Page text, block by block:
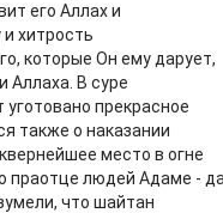
его Аллах и
хитрость
которые Он ему дарует,
Аллаха. В суре
прекрасное
также о наказании
место в огне
праотце людей Адаме - да
что шайтан